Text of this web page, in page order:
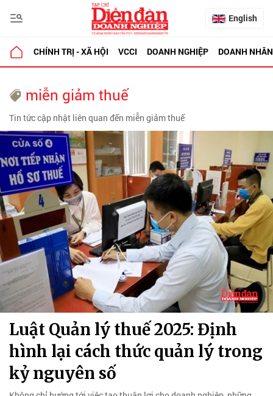
English
CHÍNH TRỊ - XÃ HỘI VCCI DOANH NGHIỆP DOANH NHÂN
miễn giảm thuế
Tin tức cập nhật liên quan đến miễn giảm thuế
Luật Quản lý thuế 2025: Định
hình lại cách thức quản lý trong
kỷ nguyên số